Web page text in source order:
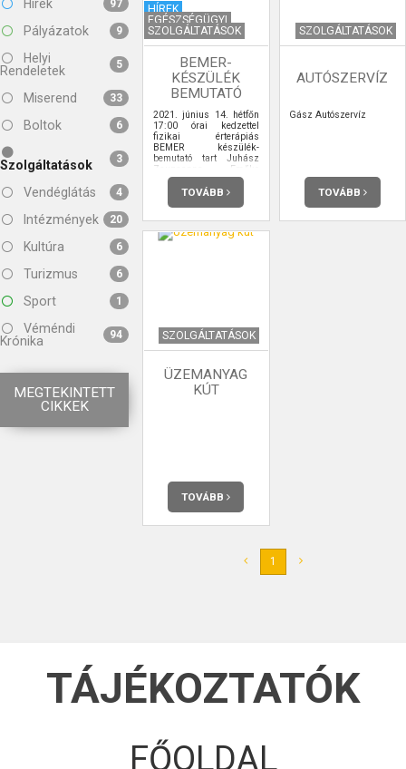
Hírek
97
Pályázatok 9
Helyi
Rendeletek
5
Miserend 33
Boltok 6
Szolgáltatások 3
Vendéglátás 4
Intézmények 20
Kultúra 6
Turizmus 6
Sport 1
Véméndi
Krónika
94
MEGTEKINTETT
CIKKEK
HÍREK
EGÉSZSÉGÜGYI
SZOLGÁLTATÁSOK
BEMER-
KÉSZÜLÉK
BEMUTATÓ
2021. június 14. hétfőn
17:00 órai kedzettel
fizikai érterápiás
BEMER készülék-
bemutató tart Juhász
Zsuzsanna Emőke
szaktanácsadó.
TOVÁBB
SZOLGÁLTATÁSOK
AUTÓSZERVÍZ
Gász Autószervíz
TOVÁBB
SZOLGÁLTATÁSOK
ÜZEMANYAG
KÚT
TOVÁBB
1
TÁJÉKOZTATÓK
FŐOLDAL